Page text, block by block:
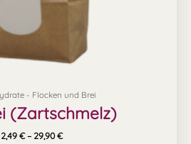
- Flocken und Brei
(Zartschmelz)
2,49 € – 29,90€
gewählt
werden